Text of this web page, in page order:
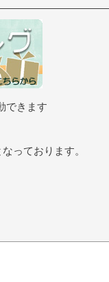
できます
っております。